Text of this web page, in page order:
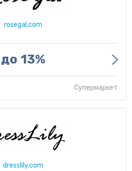
rosegal.com
до 13%
Супермаркет
dresslily.com